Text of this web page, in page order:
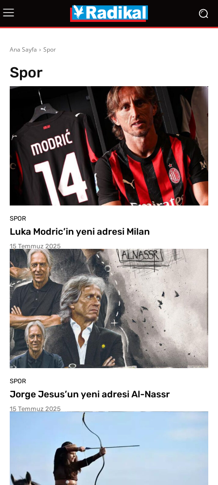
Ana Sayfa Spor
Spor
SPOR
Luka Modric’in yeni adresi Milan
15 Temmuz 2025
SPOR
Jorge Jesus’un yeni adresi Al-Nassr
15 Temmuz 2025